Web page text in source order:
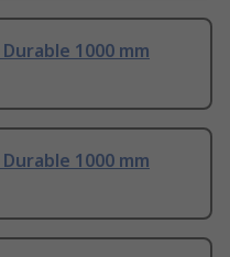
Durable 1000 mm
Durable 1000 mm